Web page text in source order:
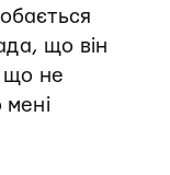
що він
що не